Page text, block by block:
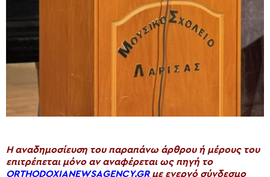
H αναδημοσίευση του παραπάνω άρθρου ή μέρους του
επιτρέπεται μόνο αν αναφέρεται ως πηγή το
ORTHODOXIANEWSAGENCY.GRμε ενεργό σύνδεσμο